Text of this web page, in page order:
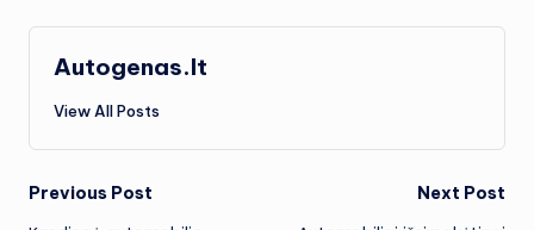
Autogenas.lt
View All Posts
Post
Previous Post Next Post